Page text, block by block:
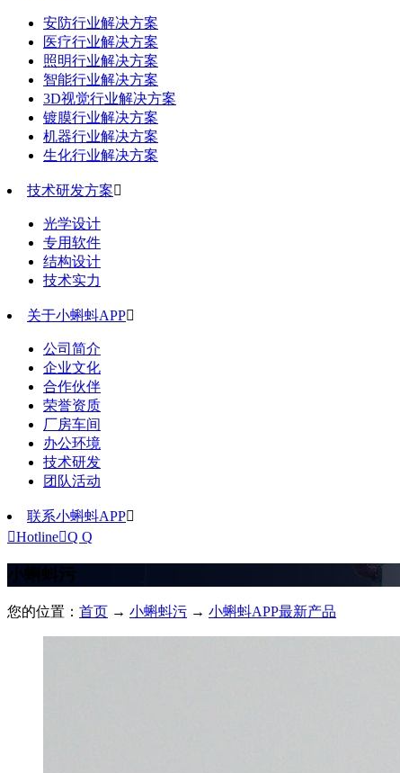
安防行业解决方案
医疗行业解决方案
照明行业解决方案
智能行业解决方案
3D视觉行业解决方案
镀膜行业解决方案
机器行业解决方案
生化行业解决方案
技术研发方案
光学设计
专用软件
结构设计
技术实力
关于小蝌蚪APP
公司简介
企业文化
合作伙伴
荣誉资质
厂房车间
办公环境
技术研发
团队活动
联系小蝌蚪APP
HotlineQ Q
小蝌蚪污
您的位置： 首页 → 小蝌蚪污 → 小蝌蚪APP最新产品